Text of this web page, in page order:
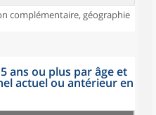
complémentaire, géographie
ans ou plus par âge et
actuel ou antérieur en